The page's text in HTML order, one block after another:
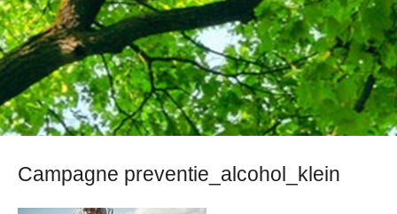
Campagne preventie_alcohol_klein